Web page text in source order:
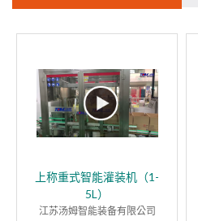
上称重式智能灌装机（1-
5L）
江苏汤姆智能装备有限公司